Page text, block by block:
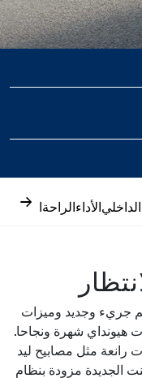
الأداءالراحة →
جريء وجديد وميزات
هيونداي شهرة ونجاحا.
رانعة مثل مصابيح ليد
الجديدة مزودة بنظام